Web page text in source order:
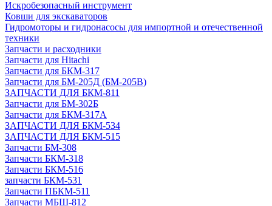
Искробезопасный инструмент
Ковши для экскаваторов
Гидромоторы и гидронасосы для импортной и отечественной
техники
Запчасти и расходники
Запчасти для Hitachi
Запчасти для БКМ-317
Запчасти для БМ-205Д (БМ-205В)
ЗАПЧАСТИ ДЛЯ БКМ-811
Запчасти для БМ-302Б
Запчасти для БКМ-317А
ЗАПЧАСТИ ДЛЯ БКМ-534
ЗАПЧАСТИ ДЛЯ БКМ-515
Запчасти БМ-308
Запчасти БКМ-318
Запчасти БКМ-516
запчасти БКМ-531
Запчасти ПБКМ-511
Запчасти МБШ-812